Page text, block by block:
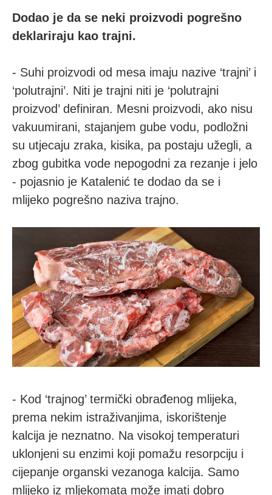
Dodao je da se neki proizvodi pogrešno
deklariraju kao trajni.
- Suhi proizvodi od mesa imaju nazive ‘trajni’ i
‘polutrajni’. Niti je trajni niti je ‘polutrajni
proizvod’ definiran. Mesni proizvodi, ako nisu
vakuumirani, stajanjem gube vodu, podložni
su utjecaju zraka, kisika, pa postaju užegli, a
zbog gubitka vode nepogodni za rezanje i jelo
- pojasnio je Katalenić te dodao da se i
mlijeko pogrešno naziva trajno.
- Kod ‘trajnog’ termički obrađenog mlijeka,
prema nekim istraživanjima, iskorištenje
kalcija je neznatno. Na visokoj temperaturi
uklonjeni su enzimi koji pomažu resorpciju i
cijepanje organski vezanoga kalcija. Samo
mlijeko iz mljekomata može imati dobro